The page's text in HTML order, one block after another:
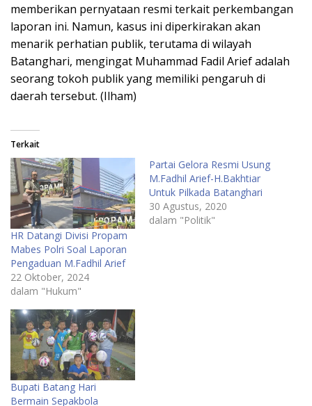
memberikan pernyataan resmi terkait perkembangan
laporan ini. Namun, kasus ini diperkirakan akan
menarik perhatian publik, terutama di wilayah
Batanghari, mengingat Muhammad Fadil Arief adalah
seorang tokoh publik yang memiliki pengaruh di
daerah tersebut. (Ilham)
Terkait
HR Datangi Divisi Propam
Mabes Polri Soal Laporan
Pengaduan M.Fadhil Arief
22 Oktober, 2024
dalam "Hukum"
Partai Gelora Resmi Usung
M.Fadhil Arief-H.Bakhtiar
Untuk Pilkada Batanghari
30 Agustus, 2020
dalam "Politik"
Bupati Batang Hari
Bermain Sepakbola